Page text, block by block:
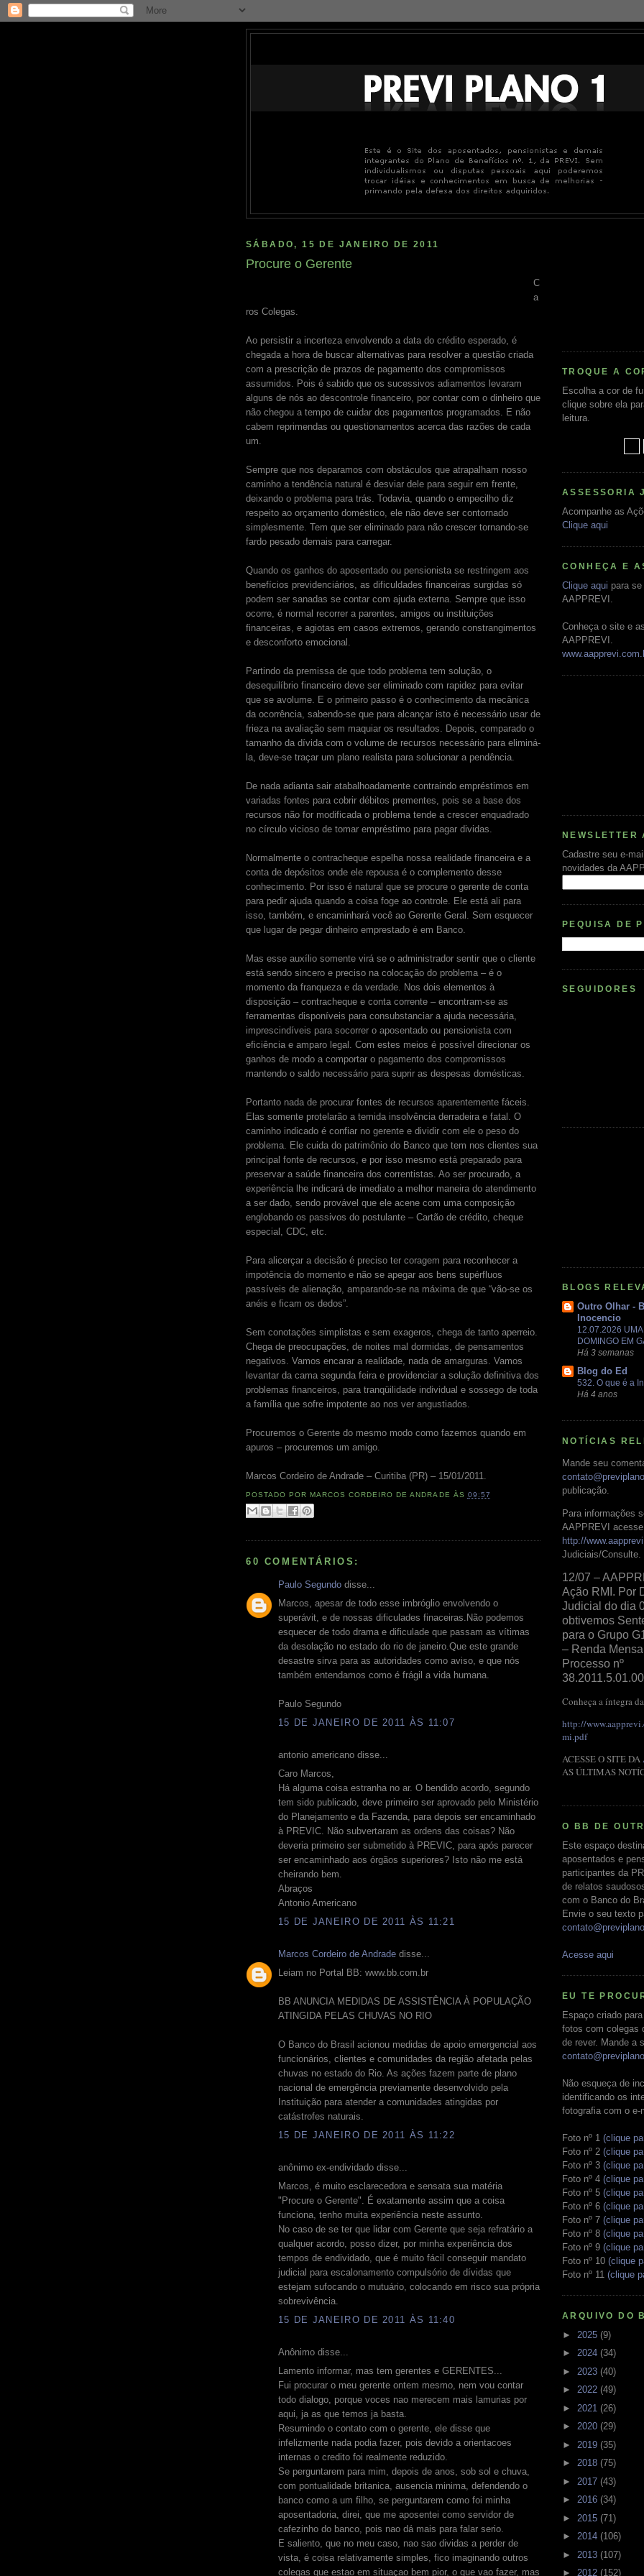
SÁBADO, 15 DE JANEIRO DE 2011
Procure o Gerente
C
a
ros Colegas.
Ao persistir a incerteza envolvendo a data do crédito esperado, é
chegada a hora de buscar alternativas para resolver a questão criada
com a prescrição de prazos de pagamento dos compromissos
assumidos. Pois é sabido que os sucessivos adiamentos levaram
alguns de nós ao descontrole financeiro, por contar com o dinheiro que
não chegou a tempo de cuidar dos pagamentos programados. E não
cabem reprimendas ou questionamentos acerca das razões de cada
um.
Sempre que nos deparamos com obstáculos que atrapalham nosso
caminho a tendência natural é desviar dele para seguir em frente,
deixando o problema para trás. Todavia, quando o empecilho diz
respeito ao orçamento doméstico, ele não deve ser contornado
simplesmente. Tem que ser eliminado para não crescer tornando-se
fardo pesado demais para carregar.
Quando os ganhos do aposentado ou pensionista se restringem aos
benefícios previdenciários, as dificuldades financeiras surgidas só
podem ser sanadas se contar com ajuda externa. Sempre que isso
ocorre, é normal recorrer a parentes, amigos ou instituições
financeiras, e agiotas em casos extremos, gerando constrangimentos
e desconforto emocional.
Partindo da premissa de que todo problema tem solução, o
desequilíbrio financeiro deve ser eliminado com rapidez para evitar
que se avolume. E o primeiro passo é o conhecimento da mecânica
da ocorrência, sabendo-se que para alcançar isto é necessário usar de
frieza na avaliação sem maquiar os resultados. Depois, comparado o
tamanho da dívida com o volume de recursos necessário para eliminá-
la, deve-se traçar um plano realista para solucionar a pendência.
De nada adianta sair atabalhoadamente contraindo empréstimos em
variadas fontes para cobrir débitos prementes, pois se a base dos
recursos não for modificada o problema tende a crescer enquadrado
no círculo vicioso de tomar empréstimo para pagar dividas.
Normalmente o contracheque espelha nossa realidade financeira e a
conta de depósitos onde ele repousa é o complemento desse
conhecimento. Por isso é natural que se procure o gerente de conta
para pedir ajuda quando a coisa foge ao controle. Ele está ali para
isso, também, e encaminhará você ao Gerente Geral. Sem esquecer
que lugar de pegar dinheiro emprestado é em Banco.
Mas esse auxílio somente virá se o administrador sentir que o cliente
está sendo sincero e preciso na colocação do problema – é o
momento da franqueza e da verdade. Nos dois elementos à
disposição – contracheque e conta corrente – encontram-se as
ferramentas disponíveis para consubstanciar a ajuda necessária,
imprescindíveis para socorrer o aposentado ou pensionista com
eficiência e amparo legal. Com estes meios é possível direcionar os
ganhos de modo a comportar o pagamento dos compromissos
mantendo o saldo necessário para suprir as despesas domésticas.
Portanto nada de procurar fontes de recursos aparentemente fáceis.
Elas somente protelarão a temida insolvência derradeira e fatal. O
caminho indicado é confiar no gerente e dividir com ele o peso do
problema. Ele cuida do patrimônio do Banco que tem nos clientes sua
principal fonte de recursos, e por isso mesmo está preparado para
preservar a saúde financeira dos correntistas. Ao ser procurado, a
experiência lhe indicará de imediato a melhor maneira do atendimento
a ser dado, sendo provável que ele acene com uma composição
englobando os passivos do postulante – Cartão de crédito, cheque
especial, CDC, etc.
Para alicerçar a decisão é preciso ter coragem para reconhecer a
impotência do momento e não se apegar aos bens supérfluos
passíveis de alienação, amparando-se na máxima de que “vão-se os
anéis e ficam os dedos”.
Sem conotações simplistas e sem exageros, chega de tanto aperreio.
Chega de preocupações, de noites mal dormidas, de pensamentos
negativos. Vamos encarar a realidade, nada de amarguras. Vamos
levantar da cama segunda feira e providenciar a solução definitiva dos
problemas financeiros, para tranqüilidade individual e sossego de toda
a família que sofre impotente ao nos ver angustiados.
Procuremos o Gerente do mesmo modo como fazemos quando em
apuros – procuremos um amigo.
Marcos Cordeiro de Andrade – Curitiba (PR) – 15/01/2011.
POSTADO PORMARCOS CORDEIRO DE ANDRADE ÀS 09:57
60 COMENTÁRIOS:
Paulo Segundo disse...
Marcos, apesar de todo esse imbróglio envolvendo o
superávit, e de nossas dificulades finaceiras.Não podemos
esquecer de todo drama e dificulade que passam as vítimas
da desolação no estado do rio de janeiro.Que este grande
desastre sirva para as autoridades como aviso, e que nós
também entendamos como é frágil a vida humana.
Paulo Segundo
15 DE JANEIRO DE 2011 ÀS 11:07
antonio americano disse...
Caro Marcos,
Há alguma coisa estranha no ar. O bendido acordo, segundo
tem sido publicado, deve primeiro ser aprovado pelo Ministério
do Planejamento e da Fazenda, para depois ser encaminhado
à PREVIC. Não subvertaram as ordens das coisas? Não
deveria primeiro ser submetido à PREVIC, para após parecer
ser encaminhado aos órgãos superiores? Isto não me está
cheirando bem.
Abraços
Antonio Americano
15 DE JANEIRO DE 2011 ÀS 11:21
Marcos Cordeiro de Andrade disse...
Leiam no Portal BB: www.bb.com.br
BB ANUNCIA MEDIDAS DE ASSISTÊNCIA À POPULAÇÃO
ATINGIDA PELAS CHUVAS NO RIO
O Banco do Brasil acionou medidas de apoio emergencial aos
funcionários, clientes e comunidades da região afetada pelas
chuvas no estado do Rio. As ações fazem parte de plano
nacional de emergência previamente desenvolvido pela
Instituição para atender a comunidades atingidas por
catástrofes naturais.
15 DE JANEIRO DE 2011 ÀS 11:22
anônimo ex-endividado disse...
Marcos, é muito esclarecedora e sensata sua matéria
"Procure o Gerente". É exatamente assim que a coisa
funciona, tenho muita experiência neste assunto.
No caso de se ter que lidar com Gerente que seja refratário a
qualquer acordo, posso dizer, por minha experiência dos
tempos de endividado, que é muito fácil conseguir mandato
judicial para escalonamento compulsório de dívidas que
estejam sufocando o mutuário, colocando em risco sua própria
sobrevivência.
15 DE JANEIRO DE 2011 ÀS 11:40
Anônimo disse...
Lamento informar, mas tem gerentes e GERENTES...
Fui procurar o meu gerente ontem mesmo, nem vou contar
todo dialogo, porque voces nao merecem mais lamurias por
aqui, ja as que temos ja basta.
Resumindo o contato com o gerente, ele disse que
infelizmente nada podia fazer, pois devido a orientacoes
internas o credito foi realmente reduzido.
Se perguntarem para mim, depois de anos, sob sol e chuva,
com pontualidade britanica, ausencia minima, defendendo o
banco como a um filho, se perguntarem como foi minha
aposentadoria, direi, que me aposentei como servidor de
cafezinho do banco, pois nao dá mais para falar serio.
E saliento, que no meu caso, nao sao dividas a perder de
vista, é coisa relativamente simples, fico imaginando outros
colegas que estao em situaçao bem pior, o que vao fazer, mas
TROQUE A
Escolha a cor de
clique sobre ela
leitura.
ASSESSORIA
Acompanhe as
Clique aqui
CONHEÇA E
Clique aqui para
AAPPREVI.
Conheça o site e
AAPPREVI.
NEWSLETTER
Cadastre seu e-
novidades da
PEQUISA DE
SEGUIDORES
BLOGS
Outro Olhar -
Inocencio
12.07.2026
DOMINGO EM
Há 3 semanas
Blog do Ed
532. O que é a
Há 4 anos
NOTÍCIAS
Mande seu
publicação.
Para informações
AAPPREVI
http://
Judiciais/Consulte.
12/07 –
Ação RMI. Por
Judicial do dia
obtivemos
para o Grupo
– Renda
Processo nº
Conheça a íntegra
http://
mi.pdf
ACESSE O SITE DA
AS ÚLTIMAS
O BB DE
Este espaço
aposentados e
participantes da
de relatos
com o Banco do
Envie o seu texto
Acesse aqui
EU TE
Espaço criado
fotos com colegas
de rever. Mande a
Não esqueça de
identificando os
fotografia com o e-
Foto nº 1 (clique
Foto nº 2 (clique
Foto nº 3 (clique
Foto nº 4 (clique
Foto nº 5 (clique
Foto nº 6 (clique
Foto nº 7 (clique
Foto nº 8 (clique
Foto nº 9 (clique
Foto nº 10 (clique
Foto nº 11 (clique
ARQUIVO DO
► 2025 (9)
► 2024 (34)
► 2023 (40)
► 2022 (49)
► 2021 (26)
► 2020 (29)
► 2019 (35)
► 2018 (75)
► 2017 (43)
► 2016 (34)
► 2015 (71)
► 2014 (106)
► 2013 (107)
► 2012 (152)